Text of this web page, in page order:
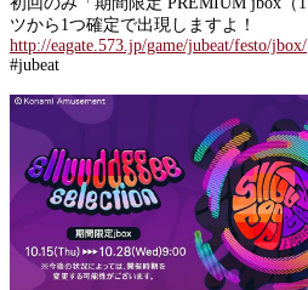
ツから1つ確定で出現しますよ！
http://eagate.573.jp/game/jubeat/festo/jbox/
#jubeat